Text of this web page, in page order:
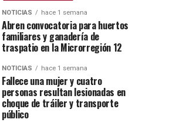
NOTICIAS hace 1 semana
Abren convocatoria para huertos
familiares y ganadería de
traspatio en la Microrregión 12
NOTICIAS hace 1 semana
Fallece una mujer y cuatro
personas resultan lesionadas en
choque de tráiler y transporte
público